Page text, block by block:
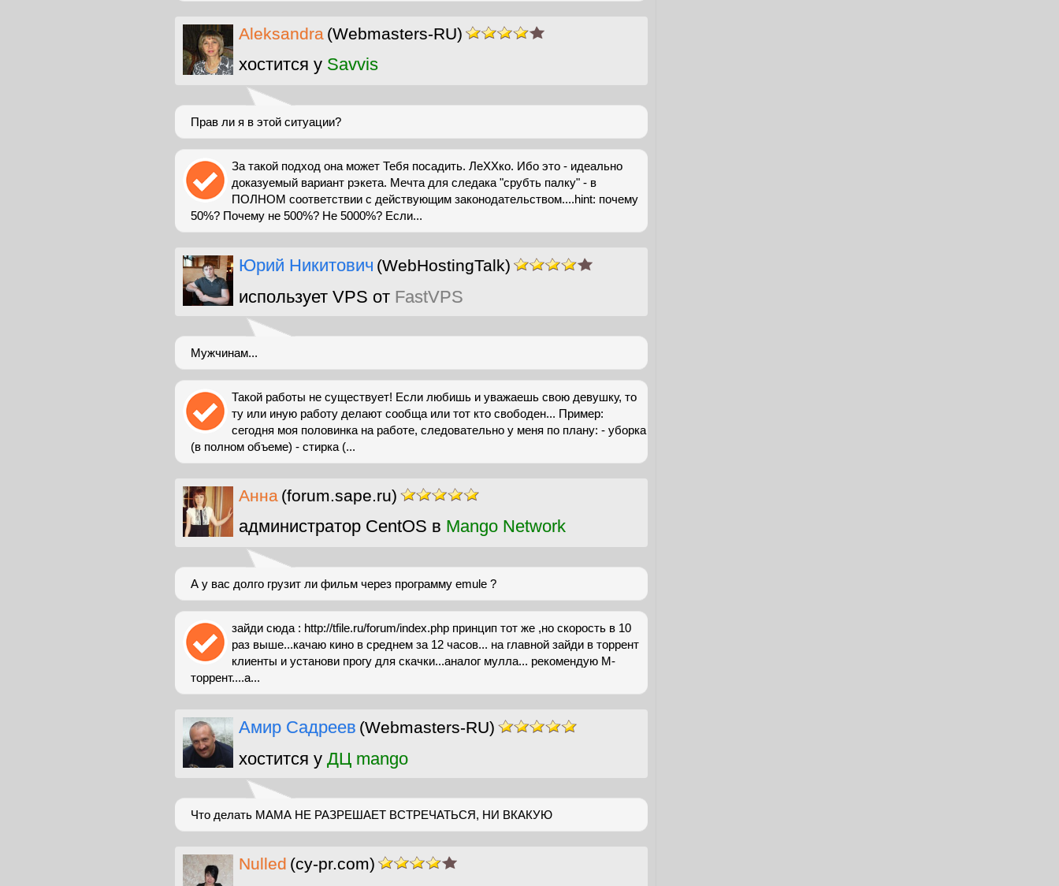
Aleksandra (Webmasters-RU)
хостится у Savvis
Прав ли я в этой ситуации?
За такой подход она может Тебя посадить. ЛеХХко. Ибо это - идеально
доказуемый вариант рэкета. Мечта для следака "срубть палку" - в
ПОЛНОМ соответствии с действующим законодательством....hint: почему
50%? Почему не 500%? Не 5000%? Если...
Юрий Никитович (WebHostingTalk)
использует VPS от FastVPS
Мужчинам...
Такой работы не существует! Если любишь и уважаешь свою девушку, то
ту или иную работу делают сообща или тот кто свободен... Пример:
сегодня моя половинка на работе, следовательно у меня по плану: - уборка
(в полном объеме) - стирка (...
Анна (forum.sape.ru)
администратор CentOS в Mango Network
А у вас долго грузит ли фильм через программу emule ?
зайди сюда : http://tfile.ru/forum/index.php принцип тот же ,но скорость в 10
раз выше...качаю кино в среднем за 12 часов... на главной зайди в торрент
клиенты и установи прогу для скачки...аналог мулла... рекомендую М-
торрент....а...
Амир Садреев (Webmasters-RU)
хостится у ДЦ mango
Что делать МАМА НЕ РАЗРЕШАЕТ ВСТРЕЧАТЬСЯ, НИ ВКАКУЮ
Nulled (cy-pr.com)